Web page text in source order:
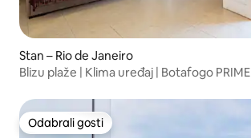
Stan – Rio de Janeiro
Blizu plaže | Klima uređaj | Botafogo PRIME
Odabrali gosti
Odabrali gosti